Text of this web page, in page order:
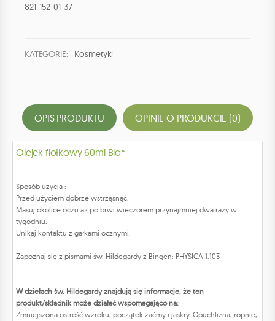
821-152-01-37
KATEGORIE: Kosmetyki
OPIS PRODUKTU OPINIE O PRODUKCIE (0)
Olejek fiołkowy 60ml Bio*
Sposób użycia :
Przed użyciem dobrze wstrząsnąć.
Masuj okolice oczu aż po brwi wieczorem przynajmniej dwa razy w
tygodniu.
Unikaj kontaktu z gałkami ocznymi.
Zapoznaj się z pismami św. Hildegardy z Bingen: PHYSICA 1.103
W dziełach św. Hildegardy znajdują się informacje, że ten
produkt/składnik może działać wspomagająco na:
Zmniejszona ostrość wzroku, początek zaćmy i jaskry. Opuchlizna, ropnie,